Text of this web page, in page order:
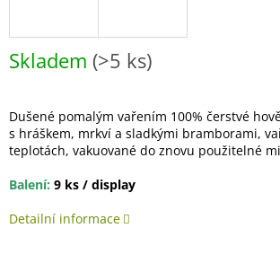
Skladem (>5 ks)
Dušené pomalým vařením 100% čerstvé
s hráškem, mrkví a sladkými bramborami,
teplotách, vakuované do znovu použitelné
Balení: 9 ks / display
Detailní informace